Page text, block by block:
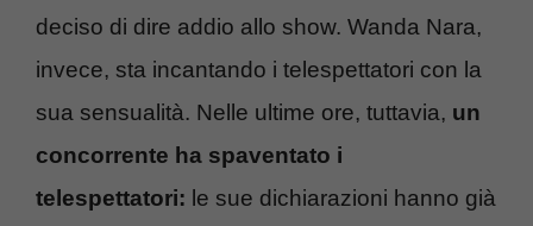
deciso di dire addio allo show. Wanda Nara,
invece, sta incantando i telespettatori con la
sua sensualità. Nelle ultime ore, tuttavia, un
concorrente ha spaventato i
telespettatori: le sue dichiarazioni hanno già